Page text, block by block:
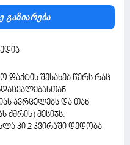
Გაზიარება
ფაქტის შესახებ წერს რაც
ავრცელებს და თან
ქმრის) მესიჯს:
კი 2 კვირაში დედობა